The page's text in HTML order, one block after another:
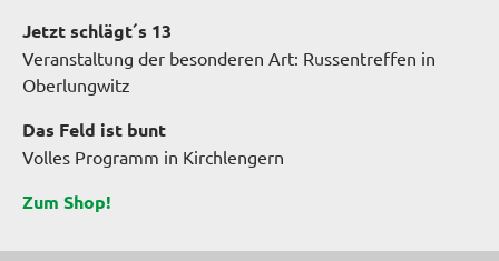
Jetzt schlägt´s 13
Veranstaltung der besonderen Art: Russentreffen in
Oberlungwitz
Das Feld ist bunt
Volles Programm in Kirchlengern
Zum Shop!